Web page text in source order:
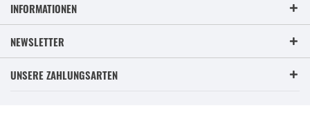
INFORMATIONEN
NEWSLETTER
UNSERE ZAHLUNGSARTEN